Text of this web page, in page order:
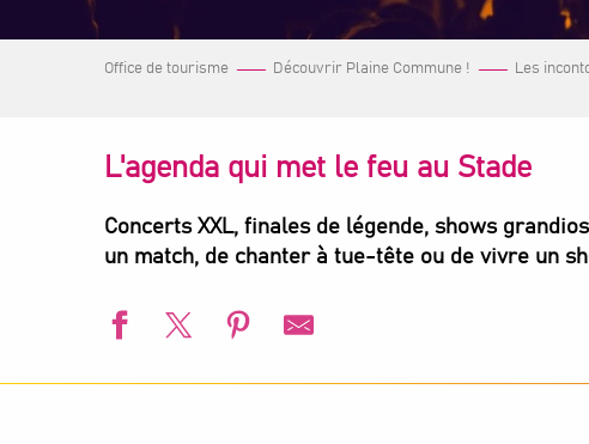
Office de tourisme Découvrir Plaine Commune ! Les
L'agenda qui met le feu au Stade
Concerts XXL, finales de légende, shows
un match, de chanter à tue-tête ou de vivre un